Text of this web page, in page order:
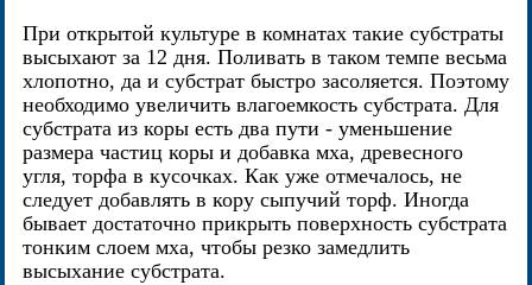
При открытой культуре в комнатах такие субстраты
высыхают за 12 дня. Поливать в таком темпе весьма
хлопотно, да и субстрат быстро засоляется. Поэтому
необходимо увеличить влагоемкость субстрата. Для
субстрата из коры есть два пути - уменьшение
размера частиц коры и добавка мха, древесного
угля, торфа в кусочках. Как уже отмечалось, не
следует добавлять в кору сыпучий торф. Иногда
бывает достаточно прикрыть поверхность субстрата
тонким слоем мха, чтобы резко замедлить
высыхание субстрата.